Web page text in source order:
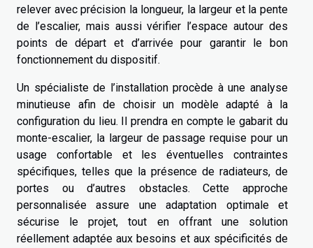
relever avec précision la longueur, la largeur et la pente
de l’escalier, mais aussi vérifier l’espace autour des
points de départ et d’arrivée pour garantir le bon
fonctionnement du dispositif.
Un spécialiste de l’installation procède à une analyse
minutieuse afin de choisir un modèle adapté à la
configuration du lieu. Il prendra en compte le gabarit du
monte-escalier, la largeur de passage requise pour un
usage confortable et les éventuelles contraintes
spécifiques, telles que la présence de radiateurs, de
portes ou d’autres obstacles. Cette approche
personnalisée assure une adaptation optimale et
sécurise le projet, tout en offrant une solution
réellement adaptée aux besoins et aux spécificités de